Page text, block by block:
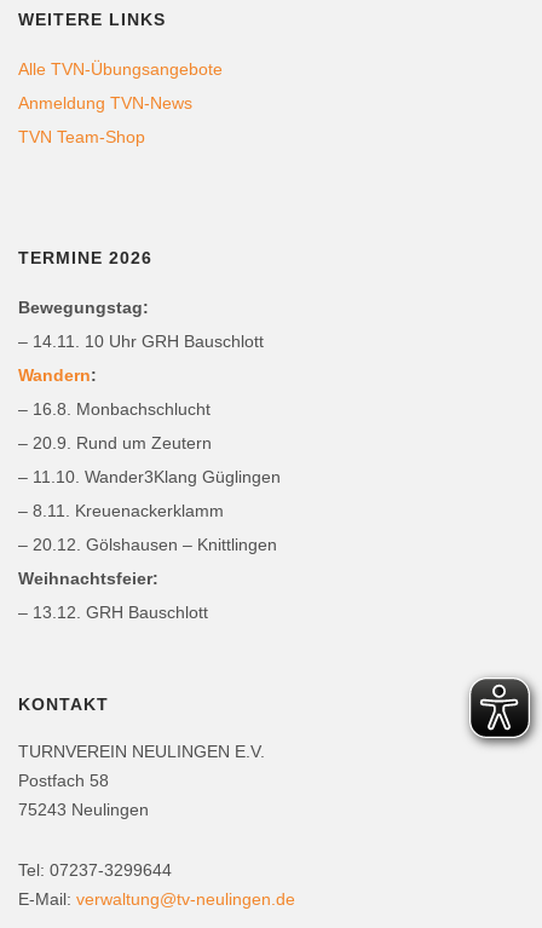
WEITERE LINKS
Alle TVN-Übungsangebote
Anmeldung TVN-News
TVN Team-Shop
TERMINE 2026
Bewegungstag:
– 14.11. 10 Uhr GRH Bauschlott
Wandern:
– 16.8. Monbachschlucht
– 20.9. Rund um Zeutern
– 11.10. Wander3Klang Güglingen
– 8.11. Kreuenackerklamm
– 20.12. Gölshausen – Knittlingen
Weihnachtsfeier:
– 13.12. GRH Bauschlott
KONTAKT
TURNVEREIN NEULINGEN E.V.
Postfach 58
75243 Neulingen
Tel: 07237-3299644
E-Mail: verwaltung@tv-neulingen.de